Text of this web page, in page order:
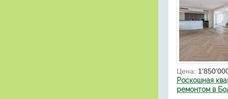
Цена:
Роскошная
ремонтом в